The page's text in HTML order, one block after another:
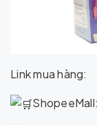
Link mua hàng: